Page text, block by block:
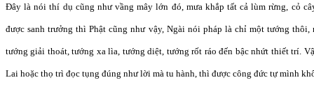
Đây là nói thí dụ cũng như vầng mây lớn đó, mưa khắp tất cả lùm rừng, cỏ
được sanh trưởng thì Phật cũng như vậy, Ngài nói pháp là chỉ một tướng
tướng giải thoát, tướng xa lìa, tướng diệt, tướng rốt ráo đến bậc nhứt thiết trí.
Lai hoặc thọ trì đọc tụng đúng như lời mà tu hành, thì được công đức tự mình